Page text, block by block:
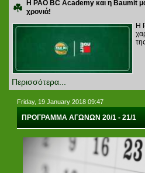
Η PAO BC Academy και η Baumit
χρονιά!
Η
Περισσότερα...
Friday, 19 January 2018 09:47
ΠΡΟΓΡΑΜΜΑ ΑΓΩΝΩΝ 20/1 - 21/1